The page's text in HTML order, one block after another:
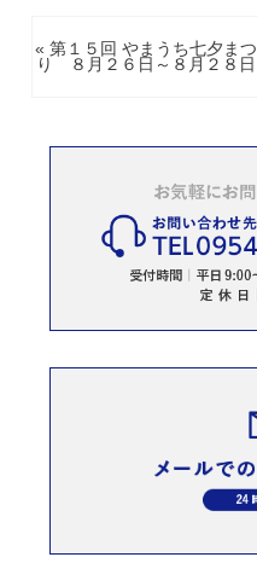
« 第１５回 やまうち七夕まつ
り ８月２６日～８月２８日